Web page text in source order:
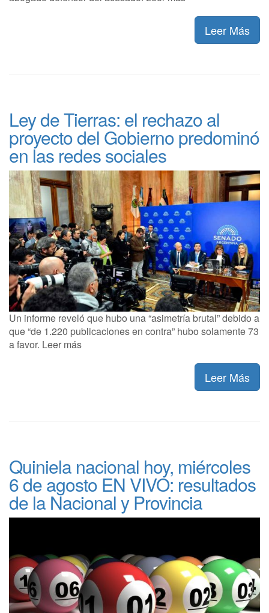
Leer Más
Ley de Tierras: el rechazo al
proyecto del Gobierno predominó
en las redes sociales
Un informe reveló que hubo una “asimetría brutal” debido a
que “de 1.220 publicaciones en contra” hubo solamente 73
a favor. Leer más
Leer Más
Quiniela nacional hoy, miércoles
6 de agosto EN VIVO: resultados
de la Nacional y Provincia